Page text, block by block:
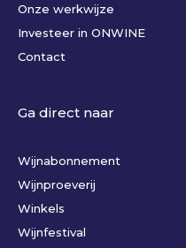
Onze werkwijze
Investeer in ONWINE
Contact
Ga direct naar
Wijnabonnement
Wijnproeverij
Winkels
Wijnfestival